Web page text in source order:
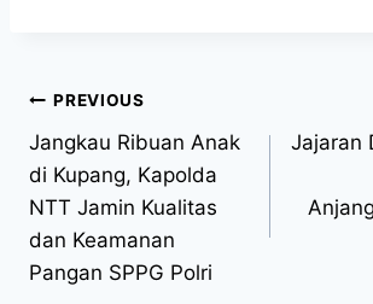
PREVIOUS
Jangkau Ribuan Anak
di Kupang, Kapolda
NTT Jamin Kualitas
dan Keamanan
Pangan SPPG Polri
Jajaran